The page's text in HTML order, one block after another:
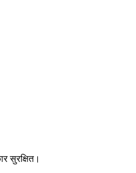
सुरक्षित।